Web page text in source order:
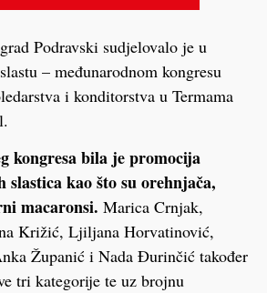
Podravski sudjelovalo je u
– međunarodnom kongresu
i konditorstva u Termama
kongresa bila je promocija
kao što su orehnjača,
macaronsi. Marica Crnjak,
Križić, Ljiljana Horvatinović,
Županić i Nada Đurinčić također
tri kategorije te uz brojnu